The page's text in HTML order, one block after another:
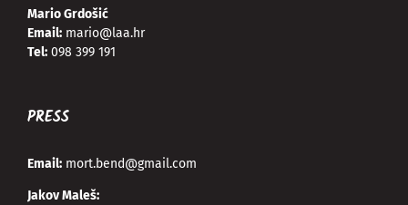
Mario Grdošić
Email: mario@laa.hr
Tel: 098 399 191
PRESS
Email: mort.bend@gmail.com
Jakov Maleš: